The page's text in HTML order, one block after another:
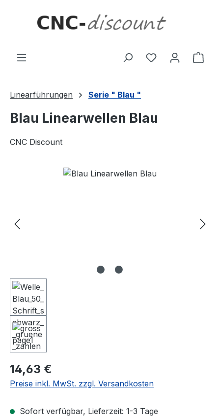
Linearführungen Serie " Blau "
Blau Linearwellen Blau
CNC Discount
Bildergalerie überspringen
Regulärer Preis:
14,63 €
Preise inkl. MwSt. zzgl. Versandkosten
Sofort verfügbar, Lieferzeit: 1-3 Tage